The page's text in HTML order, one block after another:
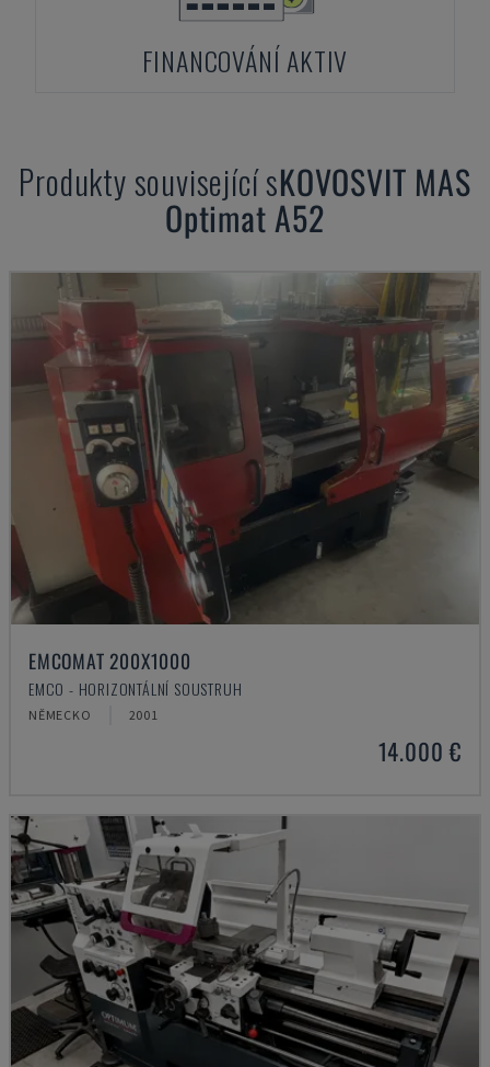
FINANCOVÁNÍ AKTIV
Produkty související sKOVOSVIT MAS
Optimat A52
EMCOMAT 200X1000
EMCO - HORIZONTÁLNÍ SOUSTRUH
NĚMECKO 2001
14.000 €